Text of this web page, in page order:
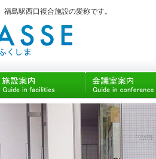
福島駅西口複合施設の愛称です。